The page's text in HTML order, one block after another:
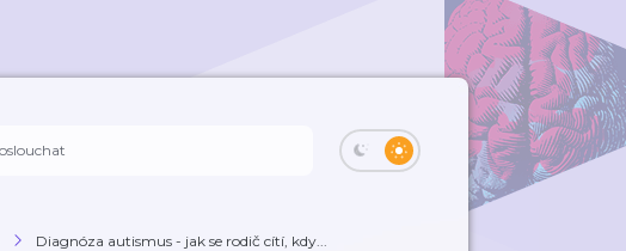
Diagnóza autismus - jak se rodič cítí, kdy...